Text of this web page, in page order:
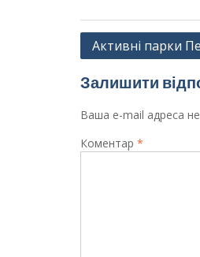
Навігація
Активні парки
Залишити
Ваша e-mail адреса
Коментар *